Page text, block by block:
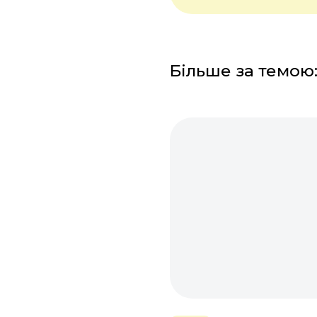
Більше за темою: